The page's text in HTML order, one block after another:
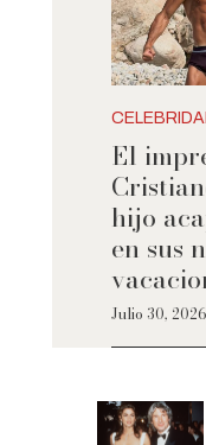
El
hijo
en sus
Julio 30, 2026